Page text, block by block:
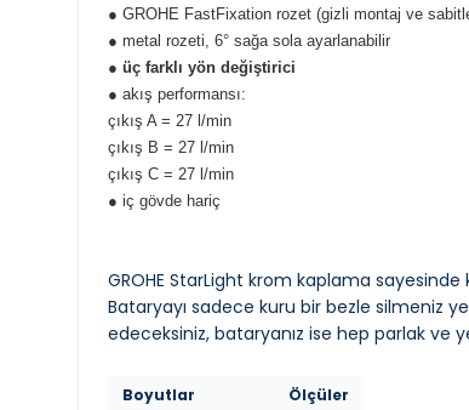
● GROHE FastFixation rozet (gizli montaj ve
● metal rozeti, 6° sağa sola ayarlanabilir
● üç farklı yön değiştirici
● akış performansı:
çıkış A = 27 l/min
çıkış B = 27 l/min
çıkış C = 27 l/min
● iç gövde hariç
GROHE StarLight krom kaplama
Bataryayı sadece kuru bir bezle silmeniz
edeceksiniz, bataryanız ise hep parlak ve
Boyutlar
Ölçüler